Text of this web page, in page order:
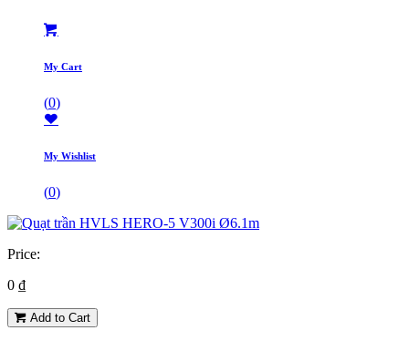
My Cart
(0)
My Wishlist
(0)
Price:
0 ₫
Add to Cart